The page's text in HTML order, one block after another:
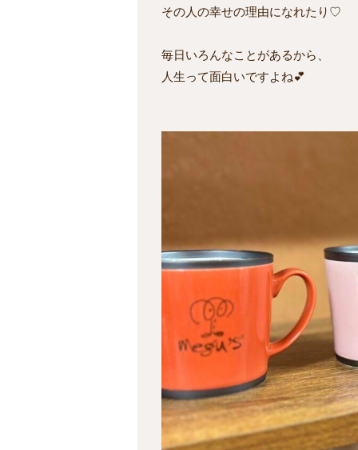
その人の幸せの理由になれたり♡
毎日いろんなことがあるから、
人生って面白いですよね💕